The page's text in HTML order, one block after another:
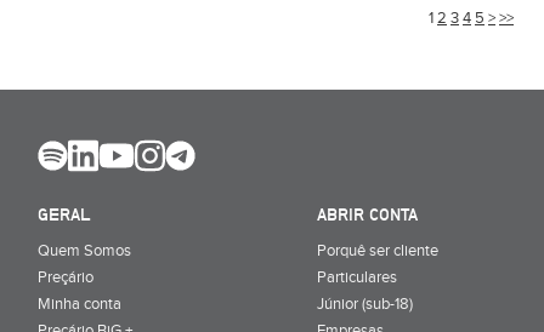
12 34 5 >>>
GERAL
Quem Somos
Preçário
Minha conta
ABRIR CONTA
Porquê ser cliente
Particulares
Júnior (sub-18)